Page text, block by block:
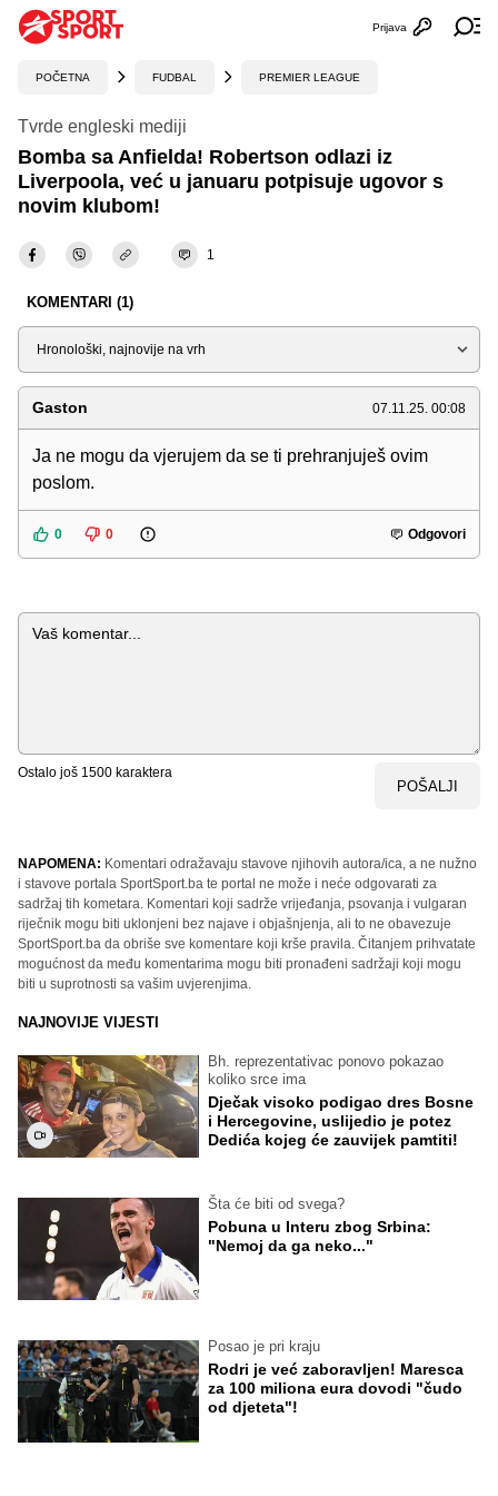
Otvori
Prijava
POČETNA FUDBAL PREMIER LEAGUE
Tvrde engleski mediji
Bomba sa Anfielda! Robertson odlazi iz
Liverpoola, već u januaru potpisuje ugovor s
novim klubom!
1
KOMENTARI (1)
Sortiraj
Gaston 07.11.25. 00:08
Ja ne mogu da vjerujem da se ti prehranjuješ ovim
poslom.
0 0 Odgovori
Komentar
Ostalo još 1500 karaktera
POŠALJI
NAPOMENA: Komentari odražavaju stavove njihovih autora/ica, a ne nužno
i stavove portala SportSport.ba te portal ne može i neće odgovarati za
sadržaj tih kometara. Komentari koji sadrže vrijeđanja, psovanja i vulgaran
riječnik mogu biti uklonjeni bez najave i objašnjenja, ali to ne obavezuje
SportSport.ba da obriše sve komentare koji krše pravila. Čitanjem prihvatate
mogućnost da među komentarima mogu biti pronađeni sadržaji koji mogu
biti u suprotnosti sa vašim uvjerenjima.
NAJNOVIJE VIJESTI
Bh. reprezentativac ponovo pokazao
koliko srce ima
Dječak visoko podigao dres Bosne
i Hercegovine, uslijedio je potez
Dedića kojeg će zauvijek pamtiti!
Šta će biti od svega?
Pobuna u Interu zbog Srbina:
"Nemoj da ga neko..."
Posao je pri kraju
Rodri je već zaboravljen! Maresca
za 100 miliona eura dovodi "čudo
od djeteta"!